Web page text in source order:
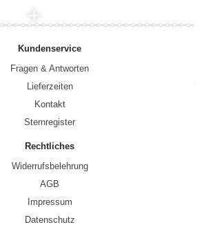
Kundenservice
Fragen & Antworten
Lieferzeiten
Kontakt
Sternregister
Rechtliches
Widerrufsbelehrung
AGB
Impressum
Datenschutz